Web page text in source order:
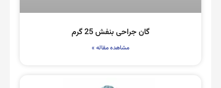
گان جراحی بنفش 25 گرم
مشاهده مقاله »